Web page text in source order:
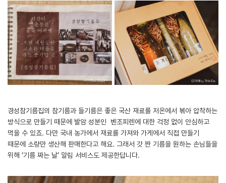
경성참기름집의 참기름과 들기름은 좋은 국산 재료를 저온에서 볶아 압착하는
방식으로 만들기 때문에 발암 성분인 벤조피렌에 대한 걱정 없이 안심하고
먹을 수 있죠. 다만 국내 농가에서 재료를 가져와 가게에서 직접 만들기
때문에 소량만 생산해 판매한다고 해요. 그래서 갓 짠 기름을 원하는 손님들을
위해 ‘기름 짜는 날’ 알림 서비스도 제공한답니다.